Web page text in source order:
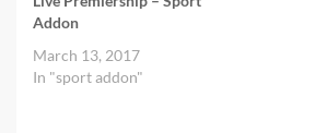
Addon
March 13, 2017
In "sport addon"